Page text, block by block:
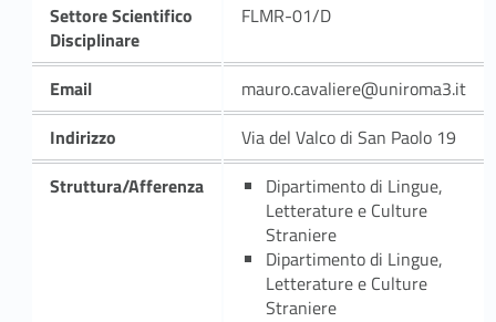
Settore Scientifico
Disciplinare
FLMR-01/D
Email
mauro.cavaliere@uniroma3.it
Indirizzo
Via del Valco di San Paolo 19
Struttura/Afferenza
Dipartimento di Lingue,
Letterature e Culture
Straniere
Dipartimento di Lingue,
Letterature e Culture
Straniere